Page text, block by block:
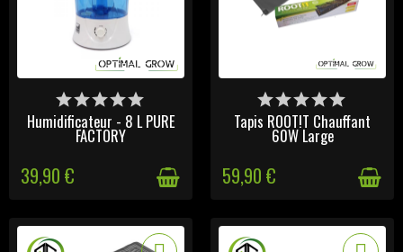
DISPONIBLE
Humidificateur - 8 L PURE
FACTORY
39,90 €
DERNIERS ARTICLES EN
STOCK
Tapis ROOT!T Chauffant
60W Large
59,90 €